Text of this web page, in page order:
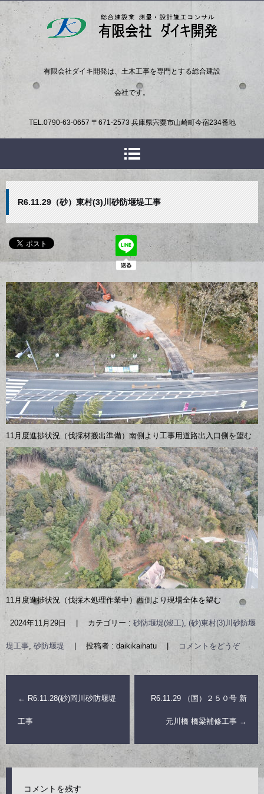
有限会社ダイキ開発は、土木工事を専門とする総合建設
会社です。
TEL. 0790-63-0657 〒671-2573 兵庫県宍粟市山崎町今宿234番地
R6.11.29（砂）東村(3)川砂防堰堤工事
11月度進捗状況（伐採材搬出準備）南側より工事用道路出入口側を望む
11月度進捗状況（伐採木処理作業中）西側より現場全体を望む
2024年11月29日 カテゴリー : 砂防堰堤(竣工), (砂)東村(3)川砂防堰
堤工事, 砂防堰堤 投稿者 : daikikaihatu コメントをどうぞ
← R6.11.28(砂)岡川砂防堰堤
工事
R6.11.29 （国）２５０号 新
元川橋 橋梁補修工事 →
コメントを残す